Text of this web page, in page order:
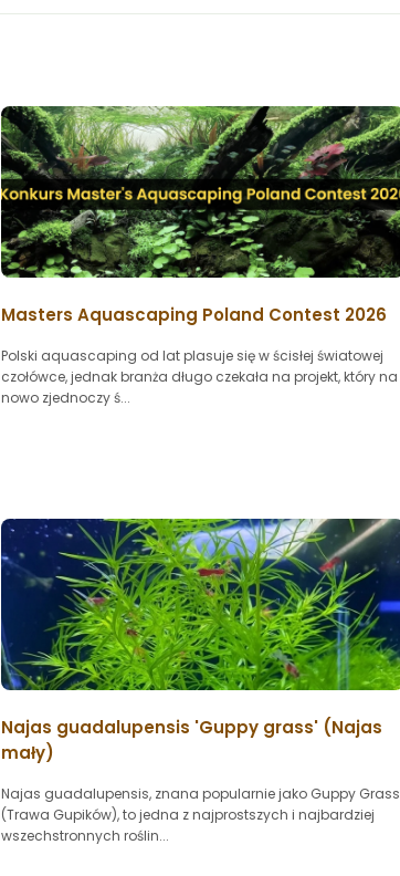
Masters Aquascaping Poland Contest 2026
Polski aquascaping od lat plasuje się w ścisłej światowej
czołówce, jednak branża długo czekała na projekt, który na
nowo zjednoczy ś...
Najas guadalupensis 'Guppy grass' (Najas
mały)
Najas guadalupensis, znana popularnie jako Guppy Grass
(Trawa Gupików), to jedna z najprostszych i najbardziej
wszechstronnych roślin...